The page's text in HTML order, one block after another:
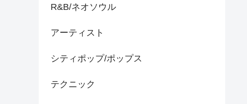
R&B/ネオソウル
アーティスト
シティポップ/ポップス
テクニック